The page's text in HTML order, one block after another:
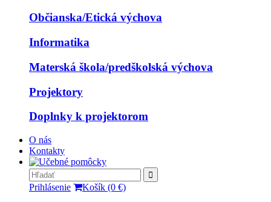
Občianska/Etická výchova
Informatika
Materská škola/predškolská výchova
Projektory
Doplnky k projektorom
O nás
Kontakty
Prihlásenie
Košík (0 €)